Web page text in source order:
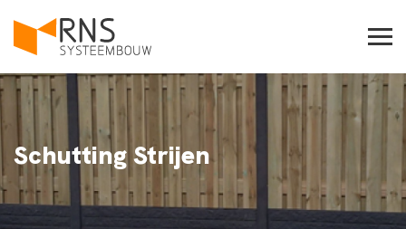
Schutting Strijen